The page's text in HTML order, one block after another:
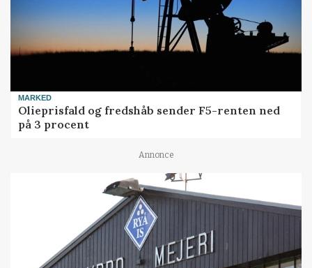
MARKED
Olieprisfald og fredshåb sender F5-renten ned
på 3 procent
Annonce